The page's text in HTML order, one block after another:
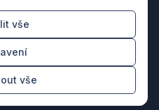
údajů
kódu
vše
vše